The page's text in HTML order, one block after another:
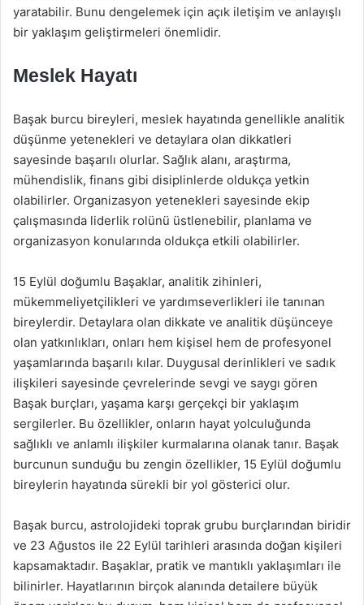
yaratabilir. Bunu dengelemek için açık iletişim ve anlayışlı
bir yaklaşım geliştirmeleri önemlidir.
Meslek Hayatı
Başak burcu bireyleri, meslek hayatında genellikle analitik
düşünme yetenekleri ve detaylara olan dikkatleri
sayesinde başarılı olurlar. Sağlık alanı, araştırma,
mühendislik, finans gibi disiplinlerde oldukça yetkin
olabilirler. Organizasyon yetenekleri sayesinde ekip
çalışmasında liderlik rolünü üstlenebilir, planlama ve
organizasyon konularında oldukça etkili olabilirler.
15 Eylül doğumlu Başaklar, analitik zihinleri,
mükemmeliyetçilikleri ve yardımseverlikleri ile tanınan
bireylerdir. Detaylara olan dikkate ve analitik düşünceye
olan yatkınlıkları, onları hem kişisel hem de profesyonel
yaşamlarında başarılı kılar. Duygusal derinlikleri ve sadık
ilişkileri sayesinde çevrelerinde sevgi ve saygı gören
Başak burçları, yaşama karşı gerçekçi bir yaklaşım
sergilerler. Bu özellikler, onların hayat yolculuğunda
sağlıklı ve anlamlı ilişkiler kurmalarına olanak tanır. Başak
burcunun sunduğu bu zengin özellikler, 15 Eylül doğumlu
bireylerin hayatında sürekli bir yol gösterici olur.
Başak burcu, astrolojideki toprak grubu burçlarından biridir
ve 23 Ağustos ile 22 Eylül tarihleri arasında doğan kişileri
kapsamaktadır. Başaklar, pratik ve mantıklı yaklaşımları ile
bilinirler. Hayatlarının birçok alanında detailere büyük